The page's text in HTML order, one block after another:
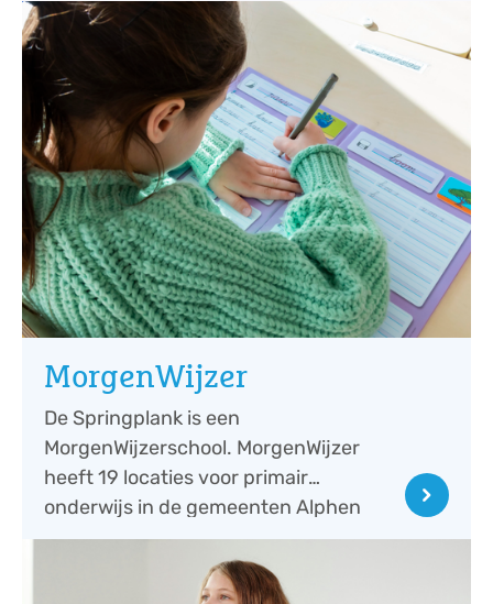
MorgenWijzer
De Springplank is een
MorgenWijzerschool. MorgenWijzer
heeft 19 locaties voor primair
onderwijs in de gemeenten Alphen
aan den Rijn en Nieuwkoop. Het ...